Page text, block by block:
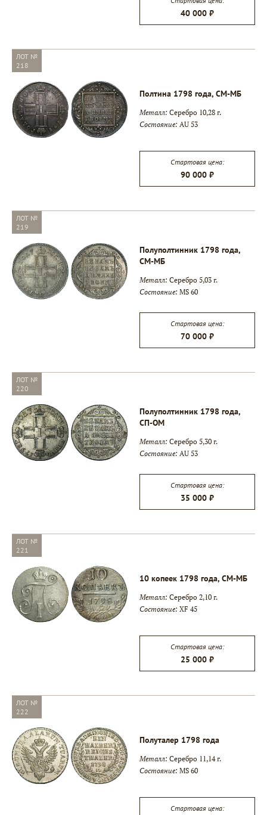
40 000 ₽
ЛОТ №
218
Полтина 1798 года, СМ-МБ
Металл: Серебро 10,28 г.
Состояние: AU 53
Стартовая цена:
90 000 ₽
ЛОТ №
219
Полуполтинник 1798 года,
СМ-МБ
Металл: Серебро 5,03 г.
Состояние: MS 60
Стартовая цена:
70 000 ₽
ЛОТ №
220
Полуполтинник 1798 года,
СП-ОМ
Металл: Серебро 5,30 г.
Состояние: AU 53
Стартовая цена:
35 000 ₽
ЛОТ №
221
10 копеек 1798 года, СМ-МБ
Металл: Серебро 2,10 г.
Состояние: XF 45
Стартовая цена:
25 000 ₽
ЛОТ №
222
Полуталер 1798 года
Металл: Серебро 11,14 г.
Состояние: MS 60
Стартовая цена: